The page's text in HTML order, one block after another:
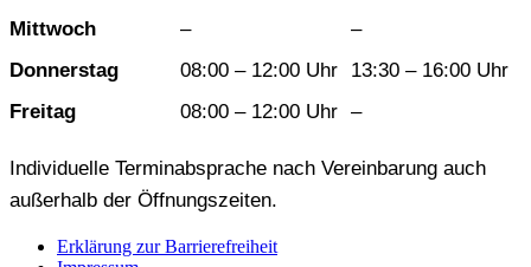
Mittwoch
–
–
Donnerstag
08:00 – 12:00 Uhr
13:30 – 16:00 Uhr
Freitag
08:00 – 12:00 Uhr –
Individuelle Terminabsprache nach Vereinbarung auch
außerhalb der Öffnungszeiten.
Erklärung zur Barrierefreiheit